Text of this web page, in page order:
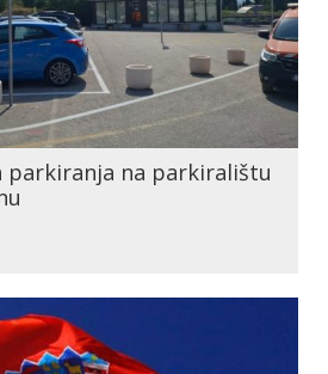
parkiranja na parkiralištu